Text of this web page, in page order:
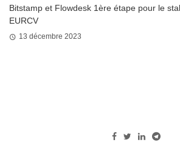
Bitstamp et Flowdesk 1ère étape pour le
EURCV
13 décembre 2023